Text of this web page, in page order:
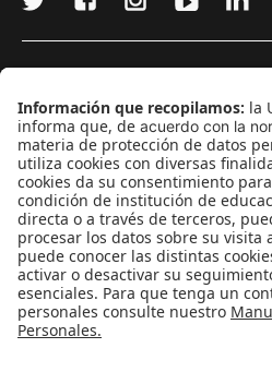
CONTÁCTANOS
BOGOTÁ, COLOMBIA
NEWSLETTER